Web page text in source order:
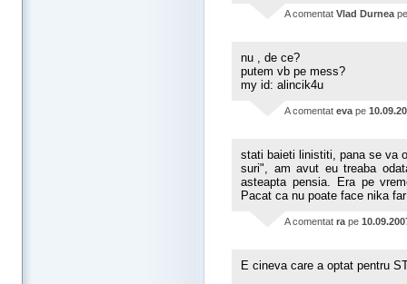
A comentat Vlad Durnea
nu , de ce?
putem vb pe mess?
my id: alincik4u
A comentat eva pe
stati baieti linistiti, pana se va
suri", am avut eu treaba
asteapta pensia. Era pe
Pacat ca nu poate face nika
A comentat ra pe
E cineva care a optat pentru